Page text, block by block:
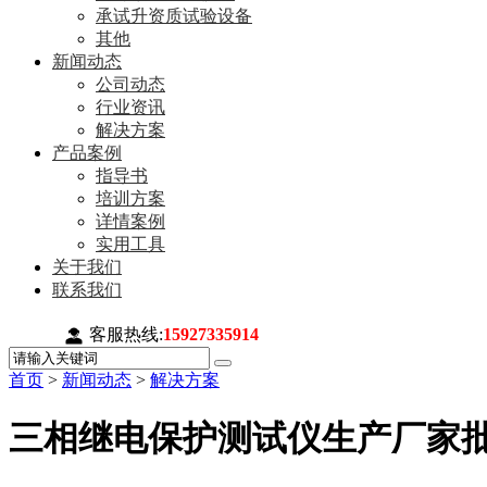
承试升资质试验设备
其他
新闻动态
公司动态
行业资讯
解决方案
产品案例
指导书
培训方案
详情案例
实用工具
关于我们
联系我们
客服热线:15927335914
首页 > 新闻动态 > 解决方案
三相继电保护测试仪生产厂家